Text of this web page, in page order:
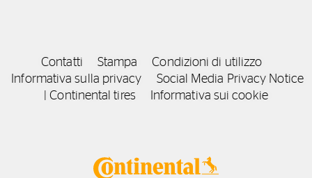
Contatti Stampa
Condizioni di utilizzo
Informativa sulla privacy
Social Media Privacy Notice
| Continental tires
Informativa sui cookie